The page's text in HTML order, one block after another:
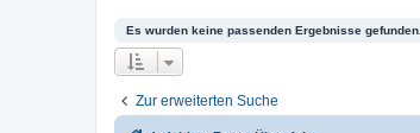
Es wurden keine passenden Ergebnisse gefunden.
Zur erweiterten Suche